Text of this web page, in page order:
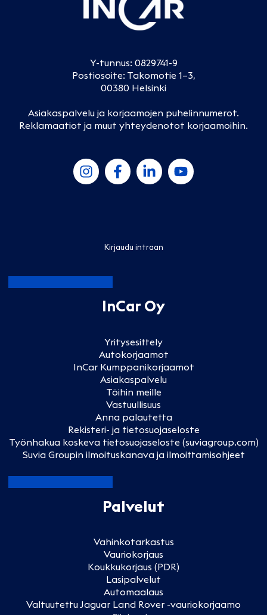
Y-tunnus: 0829741-9
Postiosoite: Takomotie 1–3,
00380 Helsinki
Asiakaspalvelu ja korjaamojen puhelinnumerot.
Reklamaatiot ja muut yhteydenotot korjaamoihin.
Kirjaudu intraan
InCar Oy
Yritysesittely
Autokorjaamot
InCar Kumppanikorjaamot
Asiakaspalvelu
Töihin meille
Vastuullisuus
Anna palautetta
Rekisteri- ja tietosuojaseloste
Työnhakua koskeva tietosuojaseloste (suviagroup.com)
Suvia Groupin ilmoituskanava ja ilmoittamisohjeet
Palvelut
Vahinkotarkastus
Vauriokorjaus
Koukkukorjaus (PDR)
Lasipalvelut
Automaalaus
Valtuutettu Jaguar Land Rover -vauriokorjaamo